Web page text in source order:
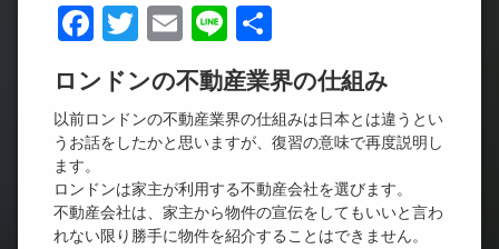
Facebook
Twitter
Email
Line
有
ロンドンの不動産業界の仕組み
以前ロンドンの不動産業界の仕組みは日本とは違うとい
うお話をしたかと思いますが、復習の意味で再度説明し
ます。
ロンドンは家主が利用する不動産会社を選びます。
不動産会社は、家主から物件の宣伝をしてもいいと言わ
れない限り勝手に物件を紹介することはできません。